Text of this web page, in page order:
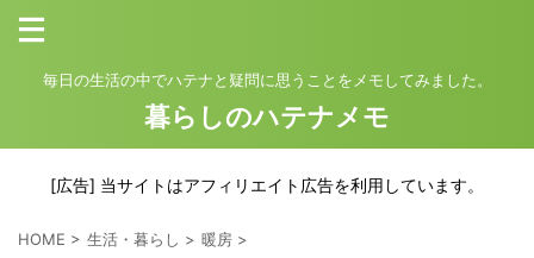
毎日の生活の中でハテナと疑問に思うことをメモしてみました。
暮らしのハテナメモ
[広告] 当サイトはアフィリエイト広告を利用しています。
HOME > 生活・暮らし > 暖房 >